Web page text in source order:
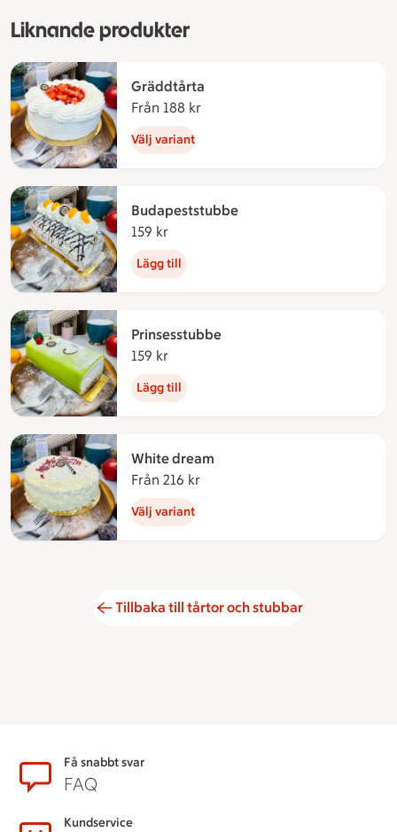
Liknande produkter
Gräddtårta
Från 188 kr
Välj variant
Budapeststubbe
159 kr
Lägg till
Prinsesstubbe
159 kr
Lägg till
White dream
Från 216 kr
Välj variant
Tillbaka till tårtor och stubbar
SidfotFå snabbt svar
FAQ
Kundservice